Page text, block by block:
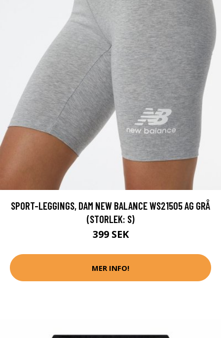
SPORT-LEGGINGS, DAM NEW BALANCE WS21505 AG GRÅ
(STORLEK: S)
399 SEK
MER INFO!